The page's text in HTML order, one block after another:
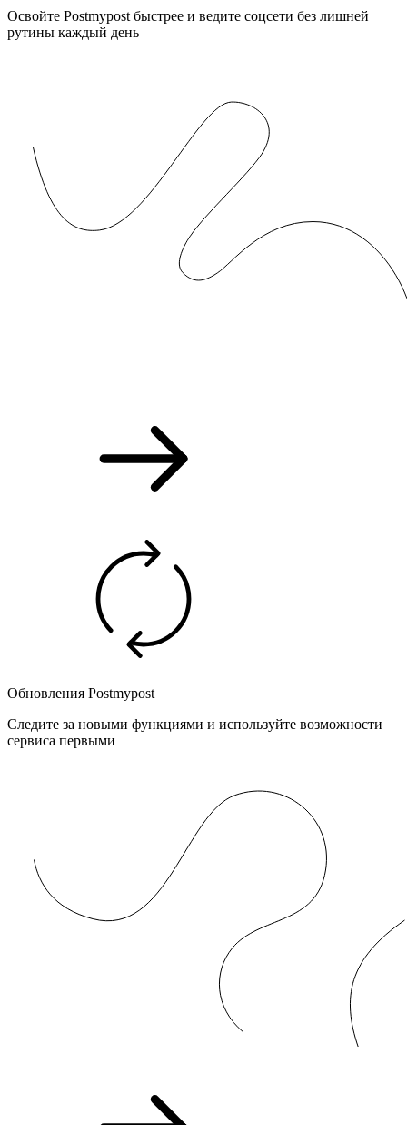
Освойте Postmypost быстрее и ведите соцсети без лишней
рутины каждый день
Обновления Postmypost
Следите за новыми функциями и используйте возможности
сервиса первыми